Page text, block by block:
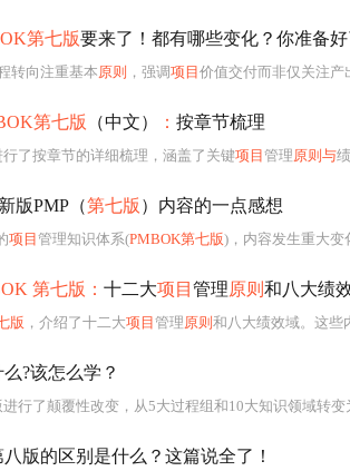
第七版要来了！都有哪些变化？你准备
转向注重基本原则 ，强调项目 价值交付而非仅关注产
第七版 （中文） ： 按章节梳理
行了按章节的详细梳理，涵盖了关键项目 管理原则与
版PMP（第七版 ）内容的一点感想
项目 管理知识体系(PMBOK第七版)，内容发生重大变
第七版： 十二大项目 管理原则 和八大绩
版 ，介绍了十二大项目 管理原则 和八大绩效域。这些
?该怎么学？
行了颠覆性改变，从5大过程组和10大知识领域转变
版的区别是什么？这篇说全了！